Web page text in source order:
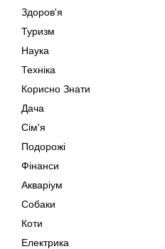
Здоров'я
Туризм
Наука
Техніка
Корисно Знати
Дача
Сім'я
Подорожі
Фінанси
Акваріум
Собаки
Коти
Електрика